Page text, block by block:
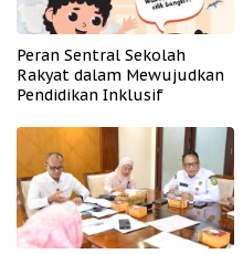
Peran Sentral Sekolah
Rakyat dalam Mewujudkan
Pendidikan Inklusif